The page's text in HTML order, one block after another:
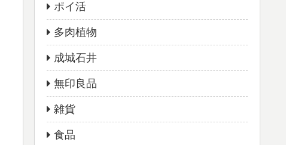
ポイ活
多肉植物
成城石井
無印良品
雑貨
食品